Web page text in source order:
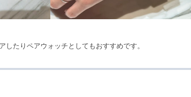
たりペアウォッチとしてもおすすめです。